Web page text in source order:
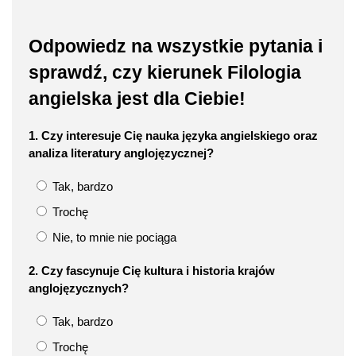
Odpowiedz na wszystkie pytania i
sprawdź, czy kierunek Filologia
angielska jest dla Ciebie!
1. Czy interesuje Cię nauka języka angielskiego oraz
analiza literatury anglojęzycznej?
Tak, bardzo
Trochę
Nie, to mnie nie pociąga
2. Czy fascynuje Cię kultura i historia krajów
anglojęzycznych?
Tak, bardzo
Trochę